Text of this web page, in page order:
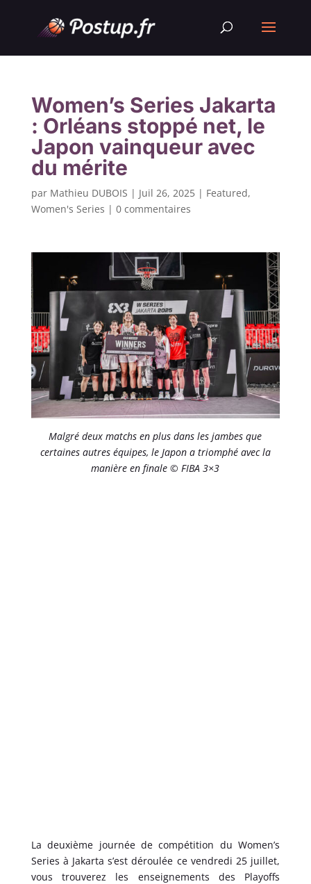
Women’s Series Jakarta
: Orléans stoppé net, le
Japon vainqueur avec
du mérite
par Mathieu DUBOIS | Juil 26, 2025| Featured,
Women's Series | 0 commentaires
Malgré deux matchs en plus dans les jambes que
certaines autres équipes, le Japon a triomphé avec la
manière en finale © FIBA 3×3
La deuxième journée de compétition du Women’s
Series à Jakarta s’est déroulée ce vendredi 25 juillet,
vous trouverez les enseignements des Playoffs